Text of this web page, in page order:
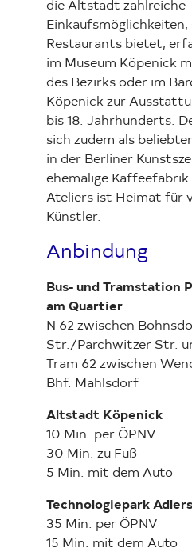
die Altstadt zahlreiche
Einkaufsmöglichkeiten,
Restaurants bietet,
im Museum Köpenick
des Bezirks oder im
Köpenick zur
bis 18. Jahrhunderts.
sich zudem als
in der Berliner
ehemalige
Ateliers ist Heimat für
Künstler.
Anbindung
Bus- und Tramstation
am Quartier
N 62 zwischen
Str./Parchwitzer Str.
Tram 62 zwischen
Bhf. Mahlsdorf
Altstadt Köpenick
10 Min. per ÖPNV
30 Min. zu Fuß
5 Min. mit dem Auto
Technologiepark
35 Min. per ÖPNV
15 Min. mit dem Auto